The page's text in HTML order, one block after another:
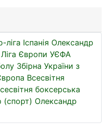
ліга Іспанія Олександр
Ліга Європи УЄФА
Збірна України з
Всесвітня
боксерська
(спорт) Олександр